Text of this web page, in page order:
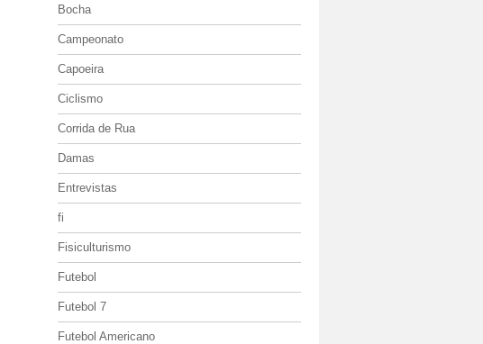
Bocha
Campeonato
Capoeira
Ciclismo
Corrida de Rua
Damas
Entrevistas
fi
Fisiculturismo
Futebol
Futebol 7
Futebol Americano